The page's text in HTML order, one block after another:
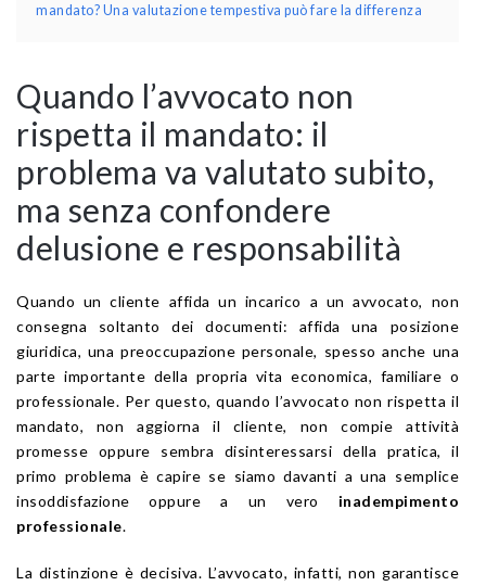
mandato? Una valutazione tempestiva può fare la differenza
Quando l’avvocato non
rispetta il mandato: il
problema va valutato subito,
ma senza confondere
delusione e responsabilità
Quando un cliente affida un incarico a un avvocato, non
consegna soltanto dei documenti: affida una posizione
giuridica, una preoccupazione personale, spesso anche una
parte importante della propria vita economica, familiare o
professionale. Per questo, quando l’avvocato non rispetta il
mandato, non aggiorna il cliente, non compie attività
promesse oppure sembra disinteressarsi della pratica, il
primo problema è capire se siamo davanti a una semplice
insoddisfazione oppure a un vero inadempimento
professionale.
La distinzione è decisiva. L’avvocato, infatti, non garantisce